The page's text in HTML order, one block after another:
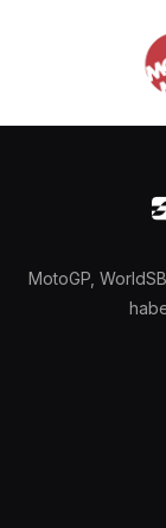
MotoGP,